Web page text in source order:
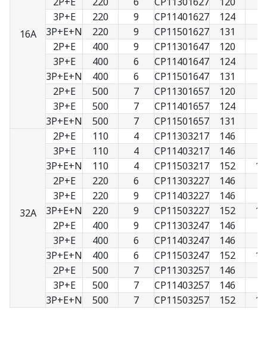
16A
3P+E
220 9 CP11401627 124
3P+E+N
220 9 CP11501627 131
2P+E
400 9 CP11301647 120
3P+E
400 6 CP11401647 124
3P+E+N
400 6 CP11501647 131
2P+E
500 7 CP11301657 120
3P+E
500 7 CP11401657 124
3P+E+N
500 7 CP11501657 131
32A
2P+E 110 4 CP11303217 146
3P+E
110 4 CP11403217 146
3P+E+N
110 4 CP11503217 152
2P+E
220 6 CP11303227 146
3P+E
220 9 CP11403227 146
3P+E+N
220 9 CP11503227 152
2P+E
400 9 CP11303247 146
3P+E
400 6 CP11403247 146
3P+E+N
400 6 CP11503247 152
2P+E
500 7 CP11303257 146
3P+E
500 7 CP11403257 146
3P+E+N
500 7 CP11503257 152